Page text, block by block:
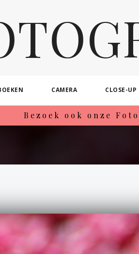
CAMERA CLOSE-UP
Bezoek ook onze